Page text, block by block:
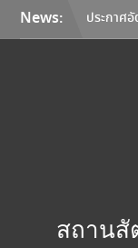
SkipNews:
ประกาศอั
สถานสัต
มหาวิทย
Korea
เชียงใ
ระดับก
ปลอดภั
การเลือ
ความป
สถานสั